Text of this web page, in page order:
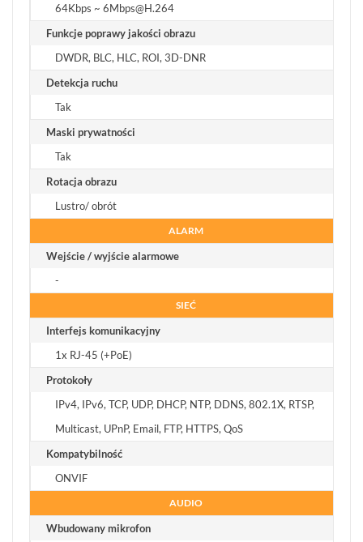
64Kbps ~ 6Mbps@H.264
Funkcje poprawy jakości obrazu
DWDR, BLC, HLC, ROI, 3D-DNR
Detekcja ruchu
Tak
Maski prywatności
Tak
Rotacja obrazu
Lustro/ obrót
ALARM
Wejście / wyjście alarmowe
-
SIEĆ
Interfejs komunikacyjny
1x RJ-45 (+PoE)
Protokoły
IPv4, IPv6, TCP, UDP, DHCP, NTP, DDNS, 802.1X, RTSP,
Multicast, UPnP, Email, FTP, HTTPS, QoS
Kompatybilność
ONVIF
AUDIO
Wbudowany mikrofon